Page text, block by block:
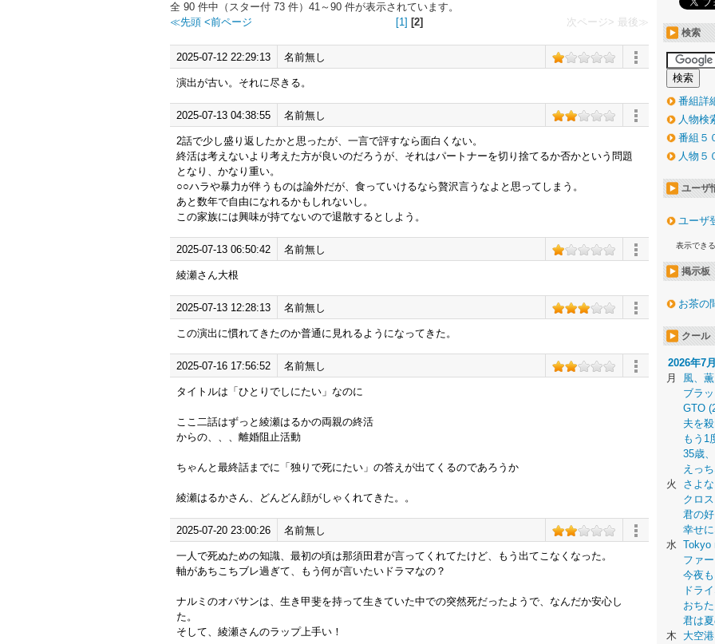
全 90 件中（スター付 73 件）41～90 件が表示されています。
≪先頭 <前ページ 次ページ> 最後≫
[1] [2]
2025-07-12 22:29:13 名前無し
演出が古い。それに尽きる。
2025-07-13 04:38:55 名前無し
2話で少し盛り返したかと思ったが、一言で評すなら面白くない。
終活は考えないより考えた方が良いのだろうが、それはパートナーを切り捨てるか否かという問題
となり、かなり重い。
○○ハラや暴力が伴うものは論外だが、食っていけるなら贅沢言うなよと思ってしまう。
あと数年で自由になれるかもしれないし。
この家族には興味が持てないので退散するとしよう。
2025-07-13 06:50:42 名前無し
綾瀬さん大根
2025-07-13 12:28:13 名前無し
この演出に慣れてきたのか普通に見れるようになってきた。
2025-07-16 17:56:52 名前無し
タイトルは「ひとりでしにたい」なのに
ここ二話はずっと綾瀬はるかの両親の終活
からの、、、離婚阻止活動
ちゃんと最終話までに「独りで死にたい」の答えが出てくるのであろうか
綾瀬はるかさん、どんどん顔がしゃくれてきた。。
2025-07-20 23:00:26 名前無し
一人で死ぬための知識、最初の頃は那須田君が言ってくれてたけど、もう出てこなくなった。
軸があちこちブレ過ぎて、もう何が言いたいドラマなの？
ナルミのオバサンは、生き甲斐を持って生きていた中での突然死だったようで、なんだか安心し
た。
そして、綾瀬さんのラップ上手い！
検索
番組詳
人物検
番組５
人物５
ユーザ
ユーザ
表示でき
掲示板
お茶の
クール
2026年7
月
風、
ブラ
GTO
夫を
もう1
35歳
えっ
火
さよ
クロ
君の
幸せ
水 Tokyo
ファ
今夜
ドラ
おち
君は
木
大空